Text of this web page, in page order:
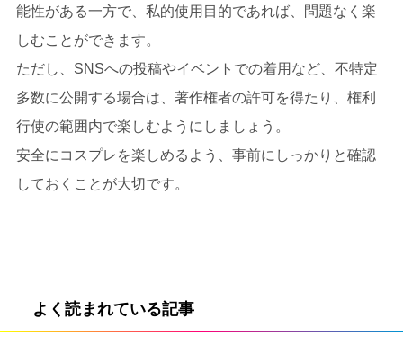
能性がある一方で、私的使用目的であれば、問題なく楽
しむことができます。
ただし、SNSへの投稿やイベントでの着用など、不特定
多数に公開する場合は、著作権者の許可を得たり、権利
行使の範囲内で楽しむようにしましょう。
安全にコスプレを楽しめるよう、事前にしっかりと確認
しておくことが大切です。
よく読まれている記事